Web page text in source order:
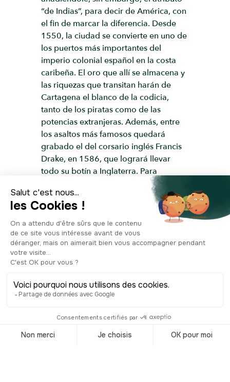
“de Indias”, para decir de América, con
el fin de marcar la diferencia. Desde
1550, la ciudad se convierte en uno de
los puertos más importantes del
imperio colonial español en la costa
caribeña. El oro que allí se almacena y
las riquezas que transitan harán de
Cartagena el blanco de la codicia,
tanto de los piratas como de las
potencias extranjeras. Además, entre
los asaltos más famosos quedará
grabado el del corsario inglés Francis
Drake, en 1586, que logrará llevar
todo su botín a Inglaterra. Para
protegerse de los ataques, debido a
que eran muy numerosos, los
españoles rodean la ciudad con fuertes
y murallas que permiten evitar varios
asedios, como el mayor ataque
registrado por Cartagena, el del
comandante británico Edward Vernon
almirante español Blas de Lezo, quien
comandó brillantemente una armada,
frente al enemigo. A pesar de la
sucesión de estos tumultos, la rueda de